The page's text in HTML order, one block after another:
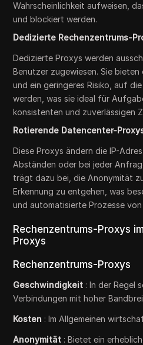
Wahrscheinlichkeit aufweisen,
und blockiert werden.
Dedizierte Rechenzentrums-
Dedizierte Proxys werden
Benutzer zugewiesen. Sie bieten
und ein geringeres Risiko, auf
werden, was sie ideal für
konsistenten und zuverlässigen
Rotierende Datencenter-
Diese Proxys ändern die IP-
Abständen oder bei jeder
trägt dazu bei, die Anonymität
Erkennung zu entgehen, was
und automatisierte Prozesse
Rechenzentrums-Proxys
Proxys
Rechenzentrums-Proxys
Geschwindigkeit : In der Regel
Verbindungen mit hoher
Kosten : Im Allgemeinen
Anonymität : Bietet ein